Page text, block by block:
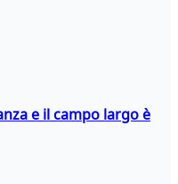
e il campo largo è